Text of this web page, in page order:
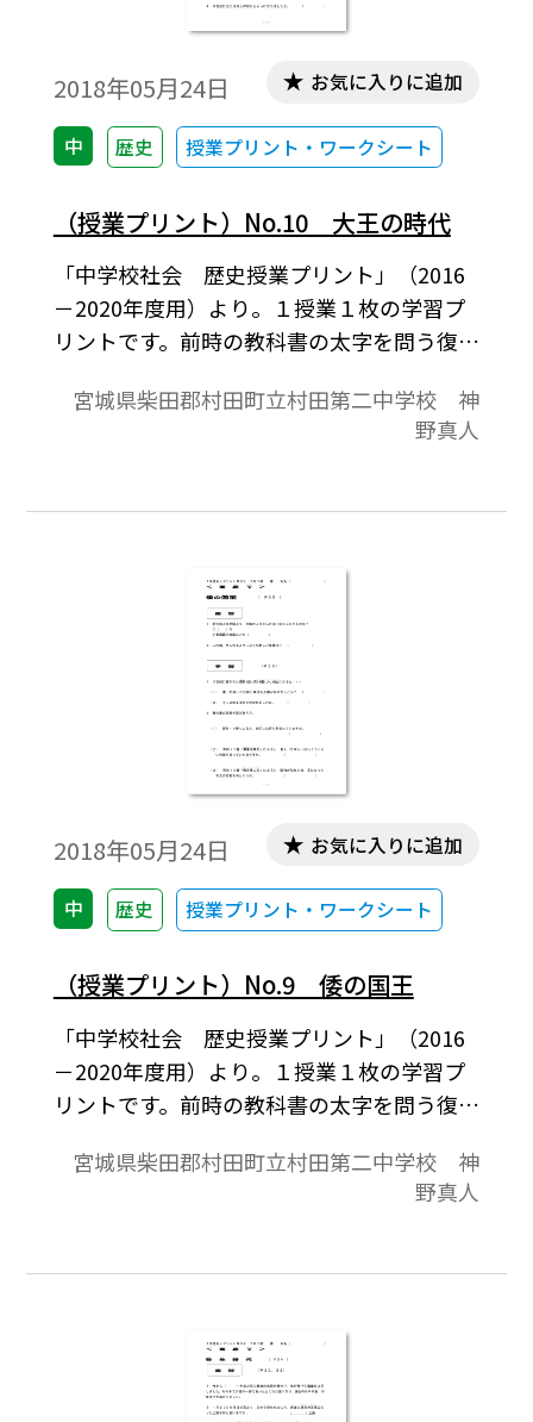
2018年05月24日
中 歴史 授業プリント・ワークシート
お気に入りに追加
（授業プリント）No.10 大王の時代
「中学校社会 歴史授業プリント」（2016
－2020年度用）より。１授業１枚の学習プ
リントです。前時の教科書の太字を問う復習
と授業の板書の記入欄が表面の内容です。教
科書の授業課題をもとにした作文記入欄，
を中心に，家庭学習と授業の取り組みが１
業の略案にもなっています。
宮城県柴田郡村田町立村田第二中学校 神
野真人
2018年05月24日
中 歴史 授業プリント・ワークシート
お気に入りに追加
（授業プリント）No.9 倭の国王
「中学校社会 歴史授業プリント」（2016
－2020年度用）より。１授業１枚の学習プ
リントです。前時の教科書の太字を問う復習
と授業の板書の記入欄が表面の内容です。教
科書の授業課題をもとにした作文記入欄，
を中心に，家庭学習と授業の取り組みが１
業の略案にもなっています。
宮城県柴田郡村田町立村田第二中学校 神
野真人